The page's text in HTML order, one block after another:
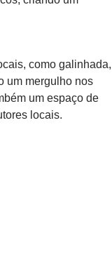
como galinhada,
um mergulho nos
um espaço de
locais.